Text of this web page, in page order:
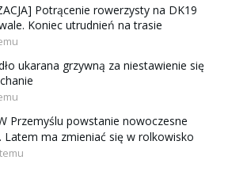
Potrącenie rowerzysty na DK19
Koniec utrudnień na trasie
ukarana grzywną za niestawienie się
Przemyślu powstanie nowoczesne
Latem ma zmieniać się w rolkowisko